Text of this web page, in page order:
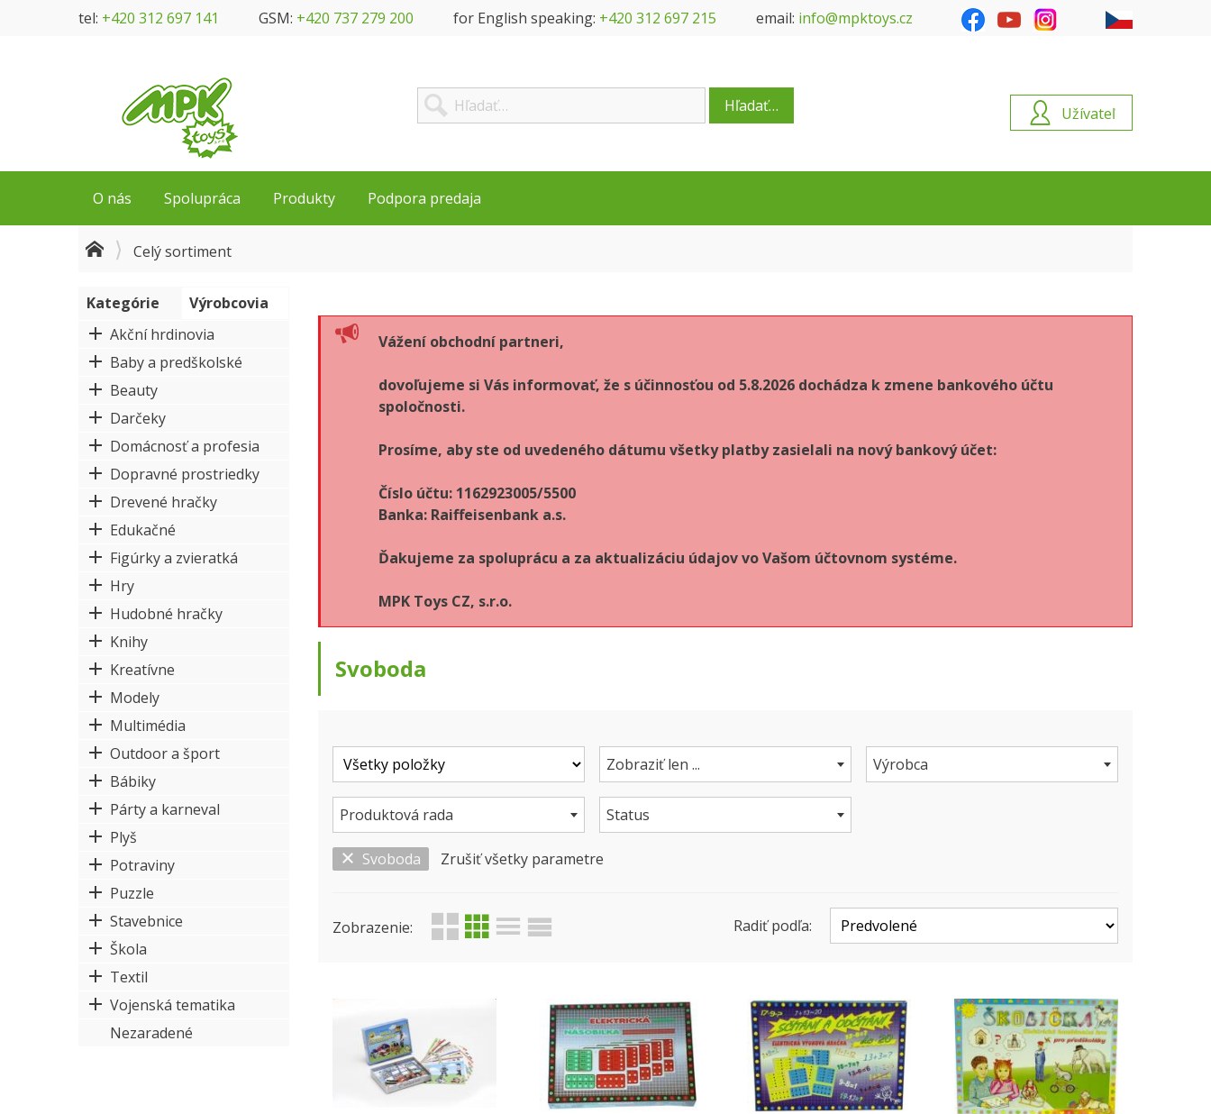
tel: +420 312 697 141 GSM: +420 737 279 200 for English speaking: +420 312 697 215 email: info@mpktoys.cz
Hľadať…
O nás Spolupráca Produkty Podpora predaja
Užívateľ
Celý sortiment
Kategórie
Výrobcovia
Akční hrdinovia
Baby a predškolské
Beauty
Darčeky
Domácnosť a profesia
Dopravné prostriedky
Drevené hračky
Edukačné
Figúrky a zvieratká
Hry
Hudobné hračky
Knihy
Kreatívne
Modely
Multimédia
Outdoor a šport
Bábiky
Párty a karneval
Plyš
Potraviny
Puzzle
Stavebnice
Škola
Textil
Vojenská tematika
Nezaradené
Vážení obchodní partneri,
dovoľujeme si Vás informovať, že s účinnosťou od 5.8.2026 dochádza k zmene bankového účtu
spoločnosti.
Prosíme, aby ste od uvedeného dátumu všetky platby zasielali na nový bankový účet:
Číslo účtu: 1162923005/5500
Banka: Raiffeisenbank a.s.
Ďakujeme za spoluprácu a za aktualizáciu údajov vo Vašom účtovnom systéme.
MPK Toys CZ, s.r.o.
Svoboda
Zobraziť len ... Výrobca
Produktová rada Status
Svoboda Zrušiť všetky parametre
Zobrazenie: Radiť podľa: